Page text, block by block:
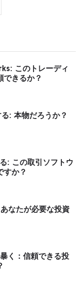
このトレーディ
できるか？
: 本物だろうか？
: この取引ソフトウ
すか？
なたが必要な投資
く：信頼できる投